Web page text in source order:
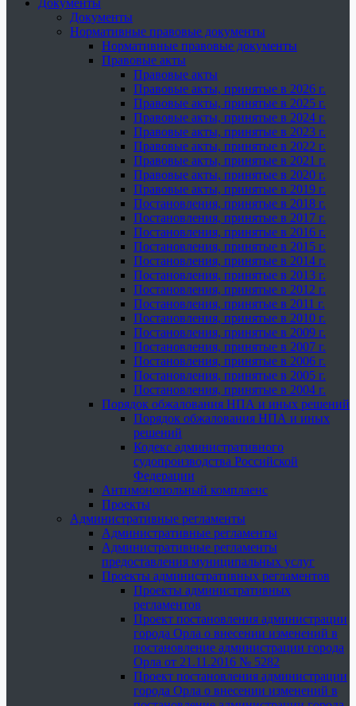
Документы
Документы
Нормативные правовые документы
Нормативные правовые документы
Правовые акты
Правовые акты
Правовые акты, принятые в 2026 г.
Правовые акты, принятые в 2025 г.
Правовые акты, принятые в 2024 г.
Правовые акты, принятые в 2023 г.
Правовые акты, принятые в 2022 г.
Правовые акты, принятые в 2021 г.
Правовые акты, принятые в 2020 г.
Правовые акты, принятые в 2019 г.
Постановления, принятые в 2018 г.
Постановления, принятые в 2017 г.
Постановления, принятые в 2016 г.
Постановления, принятые в 2015 г.
Постановления, принятые в 2014 г.
Постановления, принятые в 2013 г.
Постановления, принятые в 2012 г.
Постановления, принятые в 2011 г.
Постановления, принятые в 2010 г.
Постановления, принятые в 2009 г.
Постановления, принятые в 2007 г.
Постановления, принятые в 2006 г.
Постановления, принятые в 2005 г.
Постановления, принятые в 2004 г.
Порядок обжалования НПА и иных решений
Порядок обжалования НПА и иных
решений
Кодекс административного
судопроизводства Российской
Федерации
Антимонопольный комплаенс
Проекты
Административные регламенты
Административные регламенты
Административные регламенты
предоставления муниципальных услуг
Проекты административных регламентов
Проекты административных
регламентов
Проект постановления администрации
города Орла о внесении изменений в
постановление администрации города
Орла от 21.11.2016 № 5282
Проект постановления администрации
города Орла о внесении изменений в